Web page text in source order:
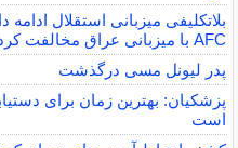
بلاتکلیفی میزبانی استقلال
AFC با میزبانی عراق مخالفت کرد
پدر لیونل مسی درگذشت
پزشکیان: بهترین زمان برای
است